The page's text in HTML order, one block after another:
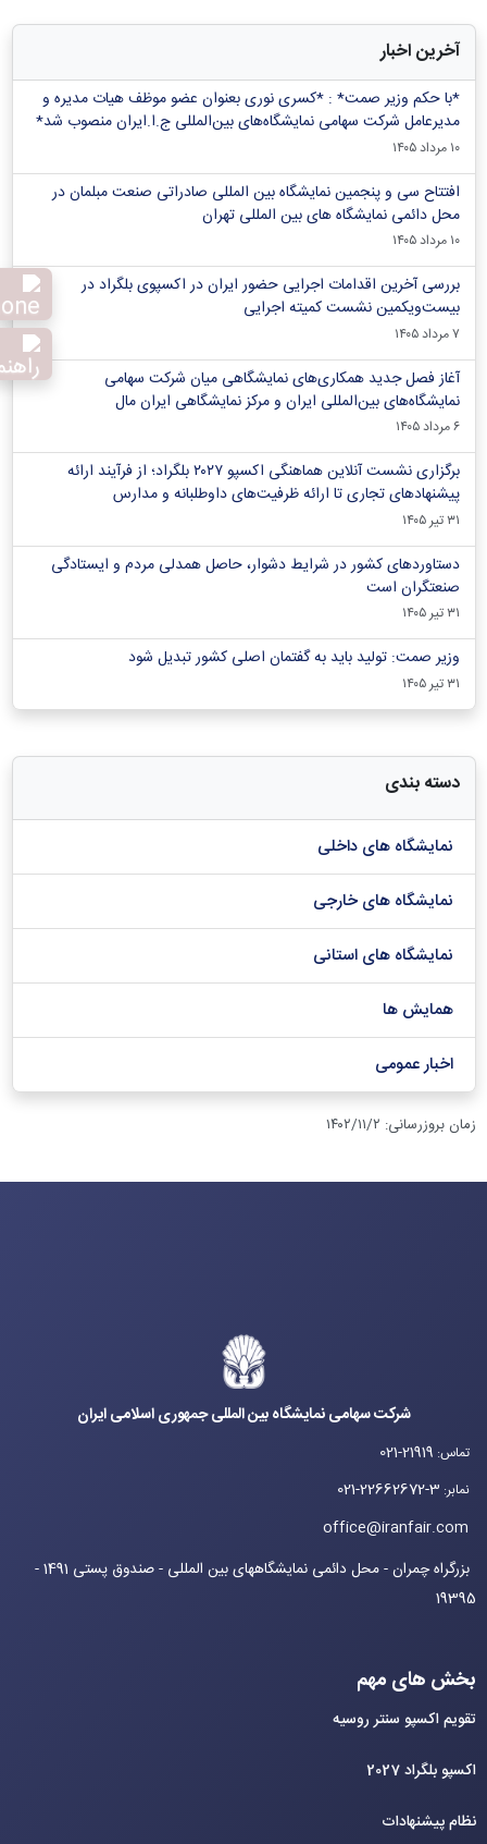
آخرین اخبار
*با حکم وزیر صمت* : *کسری نوری بعنوان عضو موظف هیات مدیره و
مدیرعامل شرکت سهامی نمایشگاه‌های بین‌المللی ج.ا.ایران منصوب شد*
۱۰ مرداد ۱۴۰۵
افتتاح سی و پنجمین نمایشگاه بین المللی صادراتی صنعت مبلمان در
محل دائمی نمایشگاه های بین المللی تهران
۱۰ مرداد ۱۴۰۵
بررسی آخرین اقدامات اجرایی حضور ایران در اکسپوی بلگراد در
بیست‌ویکمین نشست کمیته اجرایی
۷ مرداد ۱۴۰۵
آغاز فصل جدید همکاری‌های نمایشگاهی میان شرکت سهامی
نمایشگاه‌های بین‌المللی ایران و مرکز نمایشگاهی ایران‌ مال
۶ مرداد ۱۴۰۵
برگزاری نشست آنلاین هماهنگی اکسپو ۲۰۲۷ بلگراد؛ از فرآیند ارائه
پیشنهادهای تجاری تا ارائه ظرفیت‌های داوطلبانه و مدارس
۳۱ تیر ۱۴۰۵
دستاوردهای کشور در شرایط دشوار، حاصل همدلی مردم و ایستادگی
صنعتگران است
۳۱ تیر ۱۴۰۵
وزیر صمت: تولید باید به گفتمان اصلی کشور تبدیل شود
۳۱ تیر ۱۴۰۵
دسته بندی
نمایشگاه های داخلی
نمایشگاه های خارجی
نمایشگاه های استانی
همایش ها
اخبار عمومی
زمان بروزرسانی: ۱۴۰۲/۱۱/۲
شرکت سهامی نمایشگاه بین المللی جمهوری اسلامی ایران
تماس:
021-21919
نمابر:
021-22662672-3
office@iranfair.com
بزرگراه چمران - محل دائمی نمایشگاههای بین المللی - صندوق پستی 1491 -
19395
بخش های مهم
تقویم اکسپو سنتر روسیه
اکسپو بلگراد 2027
نظام پیشنهادات